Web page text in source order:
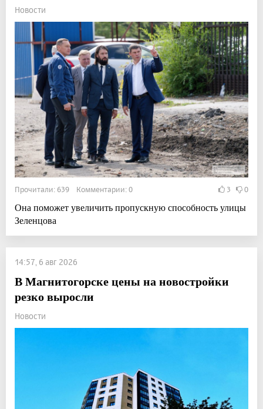
Новости
Прочитали: 639 Комментарии: 0 3 0
Она поможет увеличить пропускную способность улицы
Зеленцова
14:57, 6 авг 2026
В Магнитогорске цены на новостройки
резко выросли
Новости